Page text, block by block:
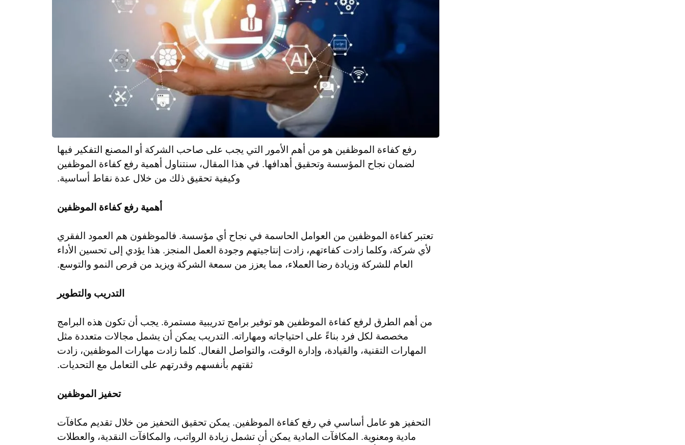
رفع كفاءة الموظفين هو من أهم الأمور التي يجب على صاحب الشركة أو المصنع التفكير فيها
لضمان نجاح المؤسسة وتحقيق أهدافها. في هذا المقال، سنتناول أهمية رفع كفاءة الموظفين
وكيفية تحقيق ذلك من خلال عدة نقاط أساسية.
أهمية رفع كفاءة الموظفين
تعتبر كفاءة الموظفين من العوامل الحاسمة في نجاح أي مؤسسة. فالموظفون هم العمود الفقري
لأي شركة، وكلما زادت كفاءتهم، زادت إنتاجيتهم وجودة العمل المنجز. هذا يؤدي إلى تحسين الأداء
العام للشركة وزيادة رضا العملاء، مما يعزز من سمعة الشركة ويزيد من فرص النمو والتوسع.
التدريب والتطوير
من أهم الطرق لرفع كفاءة الموظفين هو توفير برامج تدريبية مستمرة. يجب أن تكون هذه البرامج
مخصصة لكل فرد بناءً على احتياجاته ومهاراته. التدريب يمكن أن يشمل مجالات متعددة مثل
المهارات التقنية، والقيادة، وإدارة الوقت، والتواصل الفعال. كلما زادت مهارات الموظفين، زادت
ثقتهم بأنفسهم وقدرتهم على التعامل مع التحديات.
تحفيز الموظفين
التحفيز هو عامل أساسي في رفع كفاءة الموظفين. يمكن تحقيق التحفيز من خلال تقديم مكافآت
مادية ومعنوية. المكافآت المادية يمكن أن تشمل زيادة الرواتب، والمكافآت النقدية، والعطلات